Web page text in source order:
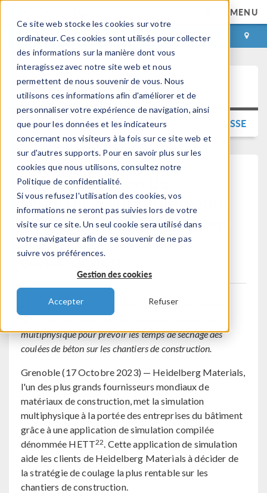
Ce site web stocke les cookies sur votre
ordinateur. Ces cookies sont utilisés pour collecter
des informations sur la manière dont vous
interagissez avec notre site web et nous
permettent de nous souvenir de vous. Nous
utilisons ces informations afin d'améliorer et de
personnaliser votre expérience de navigation, ainsi
que pour les données et les indicateurs
concernant nos visiteurs à la fois sur ce site web et
sur d'autres supports. Pour en savoir plus sur les
cookies que nous utilisons, consultez notre
Politique de confidentialité.
Si vous refusez l'utilisation des cookies, vos
informations ne seront pas suivies lors de votre
visite sur ce site. Un seul cookie sera utilisé dans
votre navigateur afin de se souvenir de ne pas
suivre vos préférences.
Gestion des cookies
Accepter Refuser
MENU
CONNEXION CONTACT
Press Release
RETOUR AUX COMMUNIQUÉS DE PRESSE
Une application de
simulation autonome pour
aider à la prise de décision
sur les chantiers de
construction
Un des principaux fournisseurs mondiaux de ciment
multiphysique pour prévoir les temps de séchage des
coulées de béton sur les chantiers de construction.
Grenoble (17 Octobre 2023) — Heidelberg Materials,
l'un des plus grands fournisseurs mondiaux de
matériaux de construction, met la simulation
multiphysique à la portée des entreprises du bâtiment
grâce à une application de simulation compilée
dénommée HETT22. Cette application de simulation
aide les clients de Heidelberg Materials à décider de
la stratégie de coulage la plus rentable sur les
chantiers de construction.